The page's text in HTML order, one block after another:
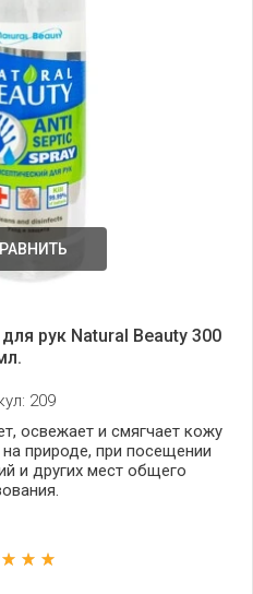
рук Natural Beauty 300
209
освежает и смягчает кожу
природе, при посещении
и других мест общего